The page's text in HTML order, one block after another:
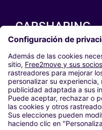
CARSHARING
NUESTRAS CIUDADES
Paris
Madrid
Washington DC
Milán
Roma
Turín
Viena
Berlín